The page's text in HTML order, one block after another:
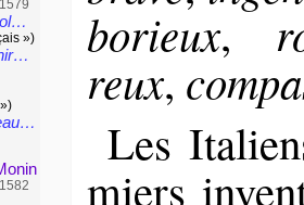
1579
»)
1582
bo­rieux,
reux,
Les
miers